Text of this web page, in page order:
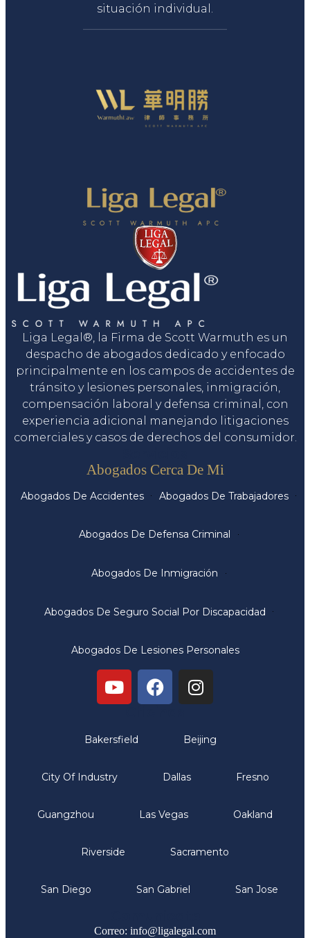
situación individual.
Liga Legal®, la Firma de Scott Warmuth es un
despacho de abogados dedicado y enfocado
principalmente en los campos de accidentes de
tránsito y lesiones personales, inmigración,
compensación laboral y defensa criminal, con
experiencia adicional manejando litigaciones
comerciales y casos de derechos del consumidor.
Abogados Cerca De Mi
Abogados De Accidentes Abogados De Trabajadores
Abogados De Defensa Criminal
Abogados De Inmigración
Abogados De Seguro Social Por Discapacidad
Abogados De Lesiones Personales
Bakersfield Beijing
City Of Industry Dallas Fresno
Guangzhou Las Vegas Oakland
Riverside Sacramento
San Diego San Gabriel San Jose
Correo: info@ligalegal.com